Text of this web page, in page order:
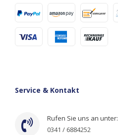
Service & Kontakt
Rufen Sie uns an unter:
0341 / 6884252